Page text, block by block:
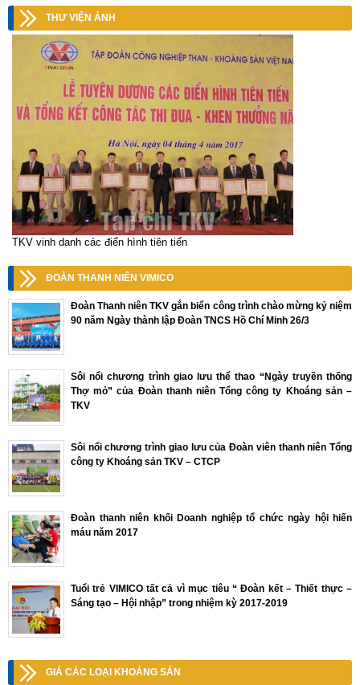
THƯ VIỆN ẢNH
TKV vinh danh các điển hình tiên tiến
ĐOÀN THANH NIÊN VIMICO
Đoàn Thanh niên TKV gắn biển công trình chào mừng kỷ niệm
90 năm Ngày thành lập Đoàn TNCS Hồ Chí Minh 26/3
Sôi nổi chương trình giao lưu thể thao “Ngày truyền thống
Thợ mỏ” của Đoàn thanh niên Tổng công ty Khoáng sản –
TKV
Sôi nổi chương trình giao lưu của Đoàn viên thanh niên Tổng
công ty Khoáng sản TKV – CTCP
Đoàn thanh niên khối Doanh nghiệp tổ chức ngày hội hiến
máu năm 2017
Tuổi trẻ VIMICO tất cả vì mục tiêu “ Đoàn kết – Thiết thực –
Sáng tạo – Hội nhập” trong nhiệm kỳ 2017-2019
GIÁ CÁC LOẠI KHOÁNG SẢN